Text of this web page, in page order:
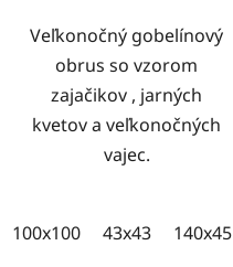
Veľkonočný gobelínový
obrus so vzorom
zajačikov , jarných
kvetov a veľkonočných
vajec.
100x100 43x43 140x45